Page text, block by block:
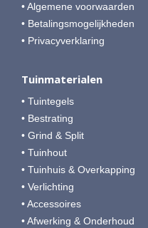
• Algemene voorwaarden
• Betalingsmogelijkheden
• Privacyverklaring
Tuinmaterialen
• Tuintegels
• Bestrating
• Grind & Split
• Tuinhout
• Tuinhuis & Overkapping
• Verlichting
• Accessoires
• Afwerking & Onderhoud